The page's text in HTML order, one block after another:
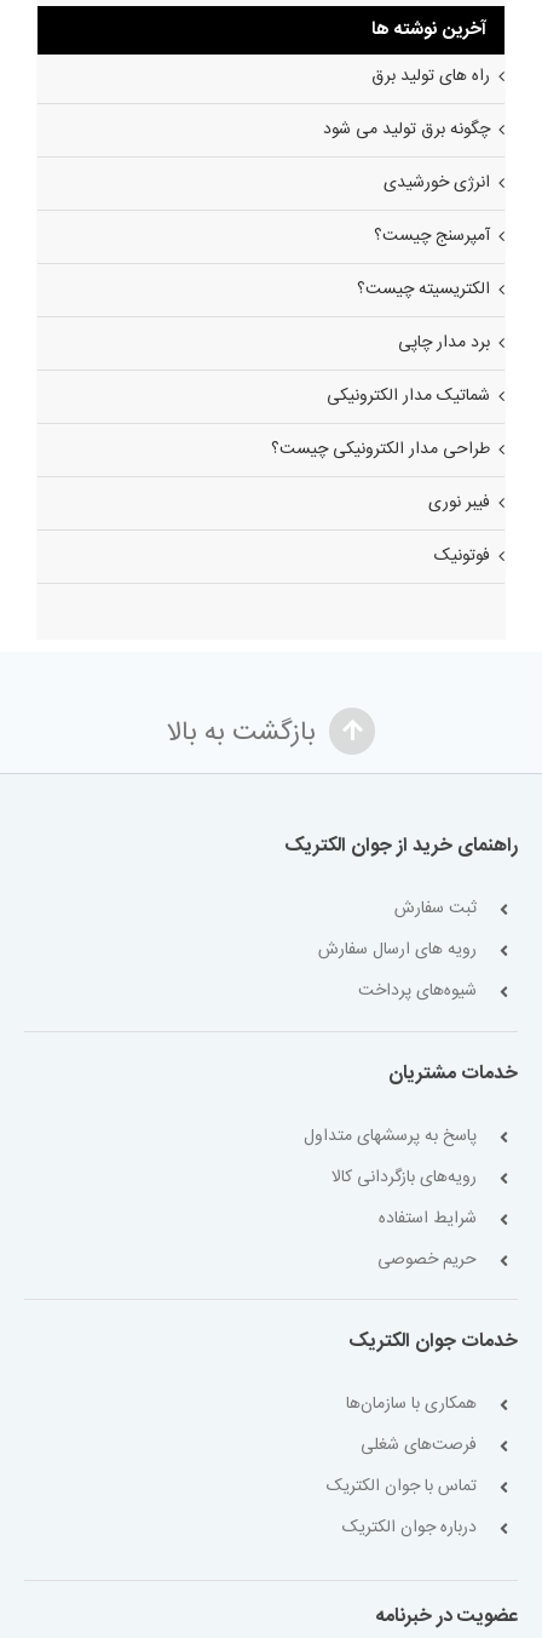
آخرین نوشته ها
راه های تولید برق
چگونه برق تولید می شود
انرژی خورشیدی
آمپرسنج چیست؟
الکتریسیته چیست؟
برد مدار چاپی
شماتیک مدار الکترونیکی
طراحی مدار الکترونیکی چیست؟
فیبر نوری
فوتونیک
بازگشت به بالا
راهنمای خرید از جوان الکتریک
ثبت سفارش
رویه های ارسال سفارش
شیوه‌های پرداخت
خدمات مشتریان
پاسخ به پرسشهای متداول
رویه‌های بازگردانی کالا
شرایط استفاده
حریم خصوصی
خدمات جوان الکتریک
همکاری با سازمان‌ها
فرصت‌های شغلی
تماس با جوان الکتریک
درباره جوان الکتریک
عضویت در خبرنامه